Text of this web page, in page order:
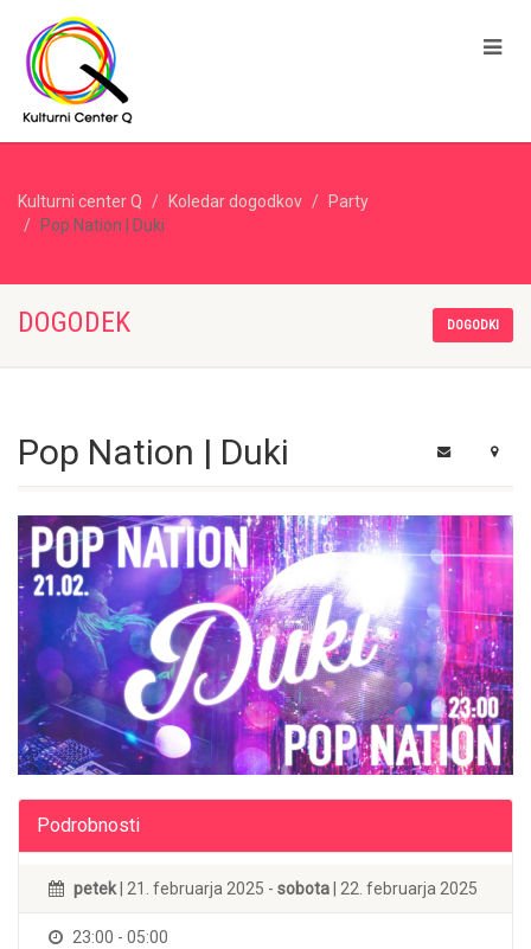
Kulturni center Q Koledar dogodkov
Party
Pop Nation | Duki
DOGODEK DOGODKI
Pop Nation | Duki
Podrobnosti
petek | 21. februarja 2025 - sobota | 22. februarja 2025
23:00 - 05:00